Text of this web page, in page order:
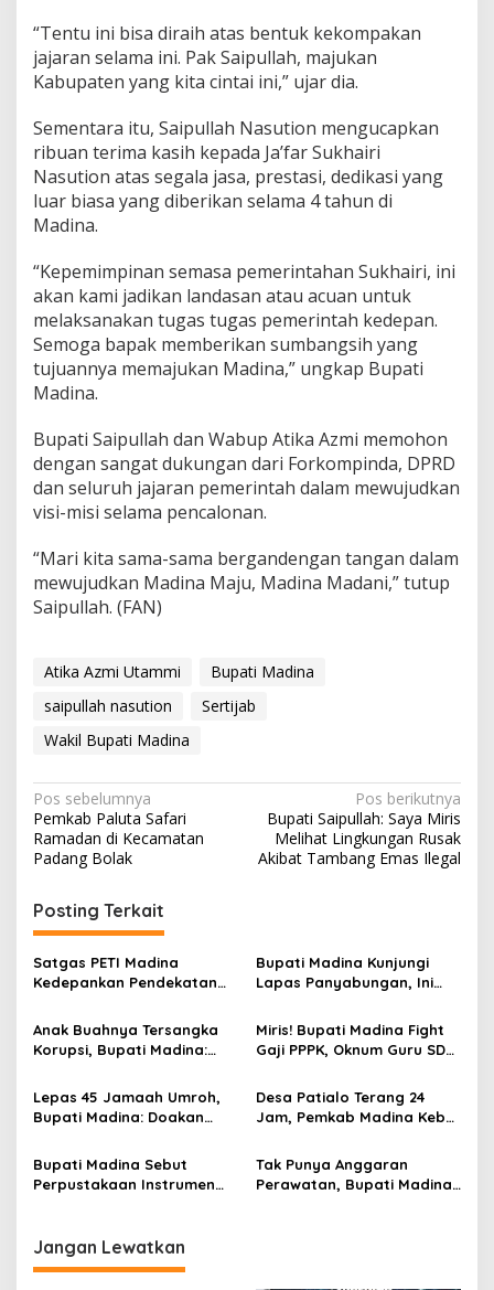
“Tentu ini bisa diraih atas bentuk kekompakan
jajaran selama ini. Pak Saipullah, majukan
Kabupaten yang kita cintai ini,” ujar dia.
Sementara itu, Saipullah Nasution mengucapkan
ribuan terima kasih kepada Ja’far Sukhairi
Nasution atas segala jasa, prestasi, dedikasi yang
luar biasa yang diberikan selama 4 tahun di
Madina.
“Kepemimpinan semasa pemerintahan Sukhairi, ini
akan kami jadikan landasan atau acuan untuk
melaksanakan tugas tugas pemerintah kedepan.
Semoga bapak memberikan sumbangsih yang
tujuannya memajukan Madina,” ungkap Bupati
Madina.
Bupati Saipullah dan Wabup Atika Azmi memohon
dengan sangat dukungan dari Forkompinda, DPRD
dan seluruh jajaran pemerintah dalam mewujudkan
visi-misi selama pencalonan.
“Mari kita sama-sama bergandengan tangan dalam
mewujudkan Madina Maju, Madina Madani,” tutup
Saipullah. (FAN)
Atika Azmi Utammi
Bupati Madina
saipullah nasution
Sertijab
Wakil Bupati Madina
Navigasi
pos
Pos sebelumnya
Pemkab Paluta Safari
Ramadan di Kecamatan
Padang Bolak
Pos berikutnya
Bupati Saipullah: Saya Miris
Melihat Lingkungan Rusak
Akibat Tambang Emas Ilegal
Posting Terkait
Satgas PETI Madina
Kedepankan Pendekatan
Tegas Tambang Ilegal
Bupati Madina Kunjungi
Lapas Panyabungan, Ini
Anak Buahnya Tersangka
Korupsi, Bupati Madina:
Hukum
Miris! Bupati Madina Fight
Gaji PPPK, Oknum Guru SDN
Kerja 2 Tahun
Lepas 45 Jamaah Umroh,
Bupati Madina: Doakan
Desa Patialo Terang 24
Jam, Pemkab Madina Kebut
Bupati Madina Sebut
Perpustakaan Instrumen
Tak Punya Anggaran
Perawatan, Bupati Madina
Jangan Lewatkan